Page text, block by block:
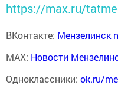
https://max.ru/
ВКонтакте: Мензелинск
MAX: Новости
Одноклассники: ok.ru/